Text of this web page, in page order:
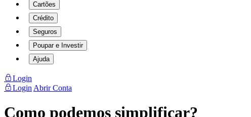
Cartões
Crédito
Seguros
Poupar e Investir
Ajuda
Login
Login Abrir Conta
Como podemos simplificar?